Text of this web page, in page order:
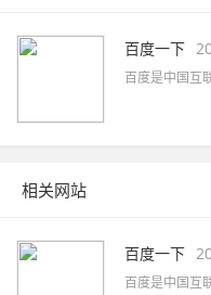
百度一下
百度是中国互
相关网站
百度一下
百度是中国互